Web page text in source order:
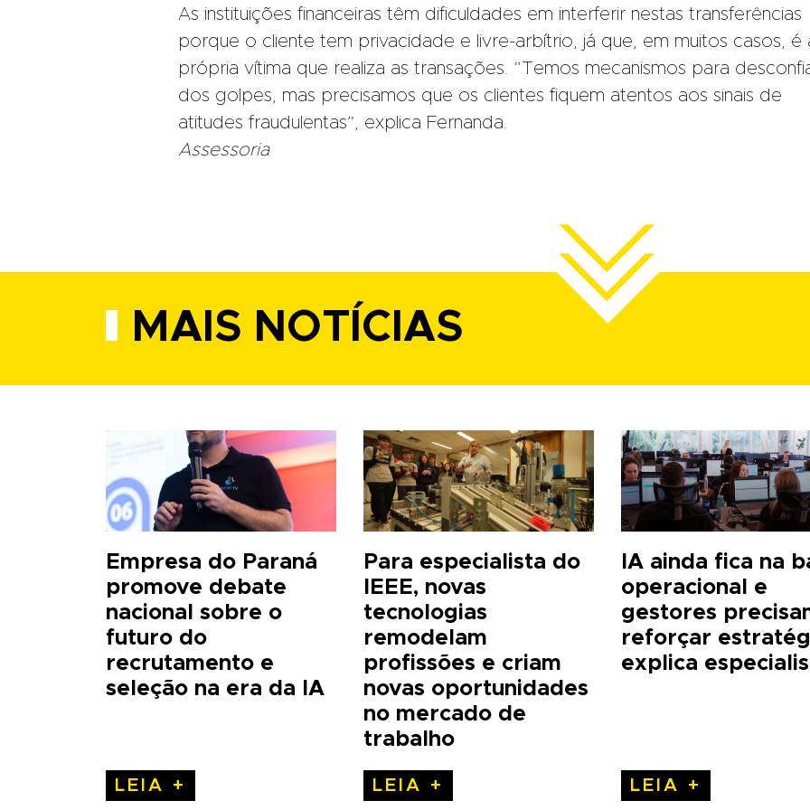
As instituições financeiras têm dificuldades em interferir nestas transferências
porque o cliente tem privacidade e livre-arbítrio, já que, em muitos casos, é
própria vítima que realiza as transações. “Temos mecanismos para
dos golpes, mas precisamos que os clientes fiquem atentos aos sinais de
atitudes fraudulentas”, explica Fernanda.
Assessoria
MAIS NOTÍCIAS
Empresa do Paraná
promove debate
nacional sobre o
futuro do
recrutamento e
seleção na era da IA
LEIA +
Para especialista do
IEEE, novas
tecnologias
remodelam
profissões e criam
novas oportunidades
no mercado de
trabalho
LEIA +
IA ainda fica na
operacional e
gestores
reforçar
explica
LEIA +